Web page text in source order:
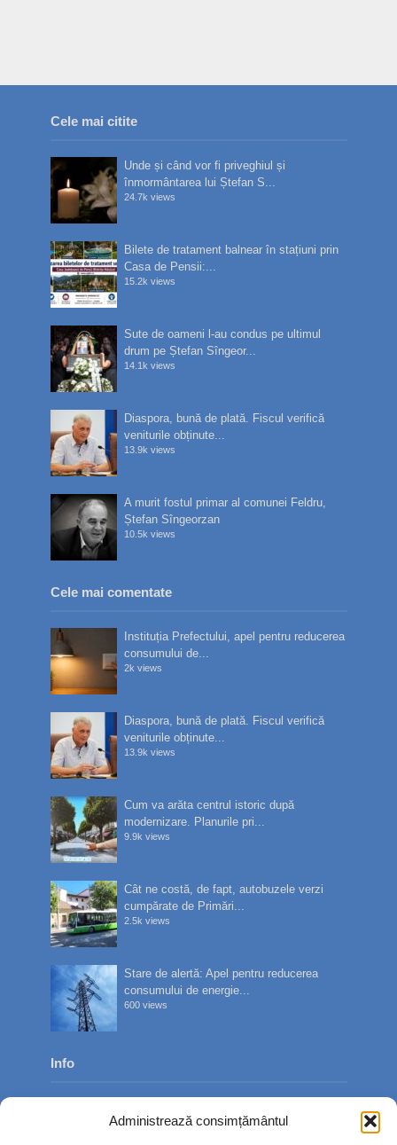
Administrează consimțământul
Cele mai citite
Unde și când vor fi priveghiul și
înmormântarea lui Ștefan S...
24.7k views
Bilete de tratament balnear în stațiuni prin
Casa de Pensii:...
15.2k views
Sute de oameni l-au condus pe ultimul
drum pe Ștefan Sîngeor...
14.1k views
Diaspora, bună de plată. Fiscul verifică
veniturile obținute...
13.9k views
A murit fostul primar al comunei Feldru,
Ștefan Sîngeorzan
10.5k views
Cele mai comentate
Instituția Prefectului, apel pentru reducerea
consumului de...
2k views
Diaspora, bună de plată. Fiscul verifică
veniturile obținute...
13.9k views
Cum va arăta centrul istoric după
modernizare. Planurile pri...
9.9k views
Cât ne costă, de fapt, autobuzele verzi
cumpărate de Primări...
2.5k views
Stare de alertă: Apel pentru reducerea
consumului de energie...
600 views
Info